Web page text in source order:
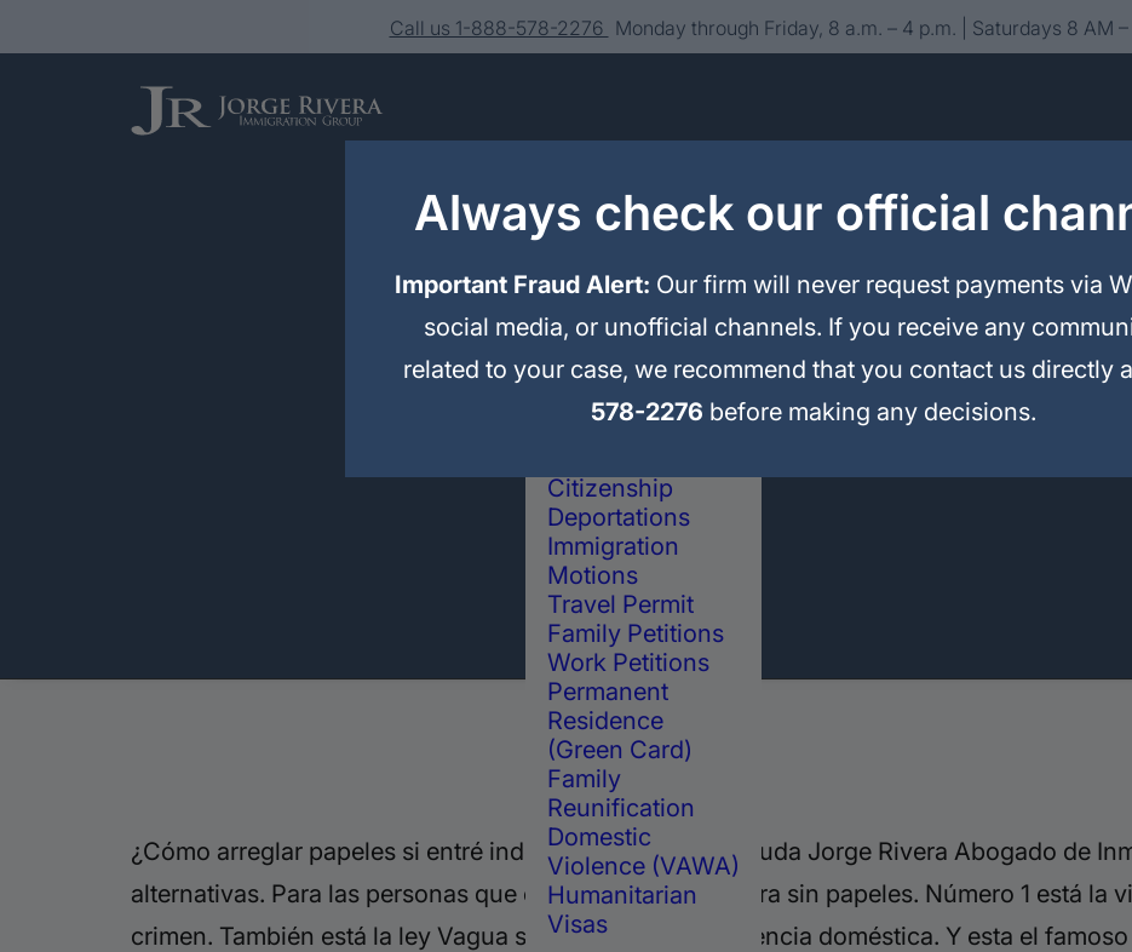
Call us 1-888-578-2276 Monday through Friday, 8 a.m. – 4 p.m. | Saturdays 8 AM –
Immigration
Legal Advice and
Representation
Citizenship
Deportations
Immigration
Motions
Travel Permit
Family Petitions
Work Petitions
Permanent
Residence
(Green Card)
Family
Reunification
Domestic
Violence (VAWA)
Humanitarian
Visas
Editorial
¿Cómo arreglar papeles si entré indocumentado? Les saluda Jorge Rivera Abogado de
alternativas. Para las personas que entraron por la frontera sin papeles. Número 1 está la
crimen. También está la ley Vagua si eres víctima de violencia doméstica. Y esta el
Always check our official
Important Fraud Alert: Our firm will never request payments via
social media, or unofficial channels. If you receive any
related to your case, we recommend that you contact us directly
578-2276 before making any decisions.